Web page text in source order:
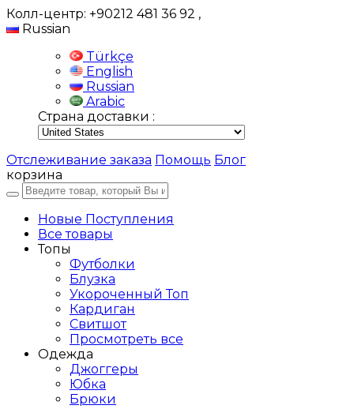
Колл-центр: +90212 481 36 92 ,
Russian
Türkçe
English
Russian
Arabic
Страна доставки :
Отслеживание заказа Помощь Блог
корзина
Новые Поступления
Все товары
Топы
Футболки
Блузка
Укороченный Топ
Кардиган
Свитшот
Просмотреть все
Одежда
Джоггеры
Юбка
Брюки